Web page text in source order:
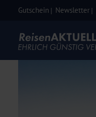
Gutschein Newsletter